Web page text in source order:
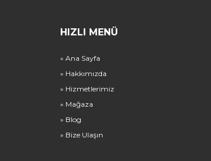
HIZLI MENÜ
» Ana Sayfa
» Hakkımızda
» Hizmetlerimiz
» Mağaza
» Blog
» Bize Ulaşın